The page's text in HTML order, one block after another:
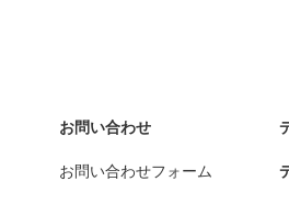
お問い合わせ
お問い合わせフォーム